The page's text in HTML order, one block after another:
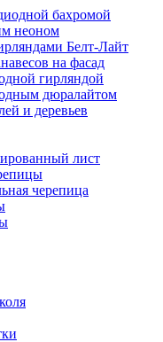
бахромой
неоном
Белт-Лайт
на фасад
гирляндой
дюралайтом
и деревьев
лист
черепица